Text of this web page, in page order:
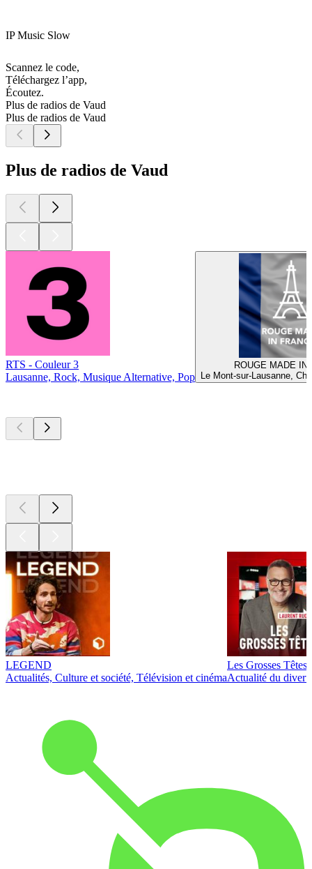
IP Music Slow
Scannez le code,
Téléchargez l’app,
Écoutez.
Plus de radios de Vaud
Plus de radios de Vaud
Plus de radios de Vaud
RTS - Couleur 3
Lausanne, Rock, Musique Alternative, Pop
ROUGE MADE IN
Le Mont-sur-Lausanne,
LEGEND
Actualités, Culture et société, Télévision et cinéma
Les Grosses Têtes
Actualité du